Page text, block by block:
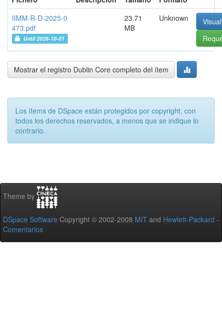
IIMM-R-D-2025-0
473.pdf
Until 2026-10-01
23.71
MB
Unknown
Mostrar el registro Dublin Core completo del ítem
Los ítems de DSpace están protegidos por copyright, con
todos los derechos reservados, a menos que se indique lo
contrario.
Theme by
DSpace Software Copyright © 2002-2008 MIT and Hewlett-Packard -
Comentarios